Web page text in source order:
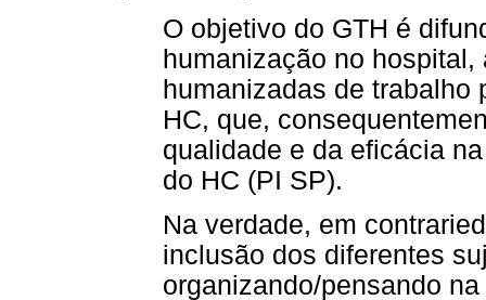
O objetivo do GTH é
humanização no
humanizadas de trabalho
HC, que,
qualidade e da eficácia
do HC (PI SP).
Na verdade, em
inclusão dos diferentes
organizando/pensando